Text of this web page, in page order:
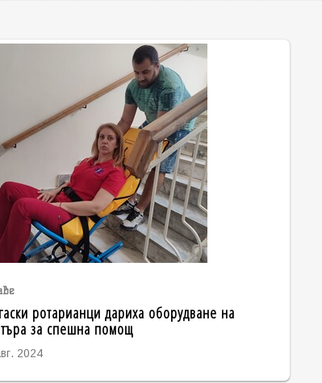
ротарианци дариха оборудване на
за спешна помощ
2024